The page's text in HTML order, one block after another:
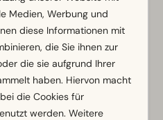
Medien, Werbung und
diese Informationen mit
die Sie ihnen zur
die sie aufgrund Ihrer
haben. Hiervon macht
die Cookies für
werden. Weitere